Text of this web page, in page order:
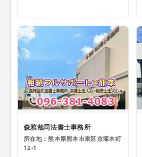
森雅哉司法書士事務所
所在地：熊本県熊本市東区京塚本町
12-1